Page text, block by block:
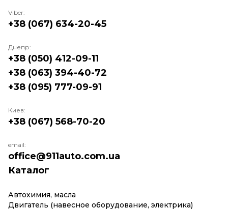
Каталог
Автохимия, масла
Двигатель (навесное оборудование, электрика)
Viber:
+38 (067) 634-20-45
Днепр:
+38 (050) 412-09-11
+38 (063) 394-40-72
+38 (095) 777-09-91
Киев:
+38 (067) 568-70-20
email:
office@911auto.com.ua